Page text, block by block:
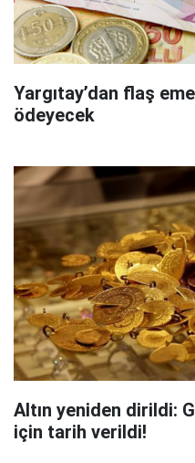
Yargıtay’dan flaş
ödeyecek
Altın yeniden dirildi:
için tarih verildi!